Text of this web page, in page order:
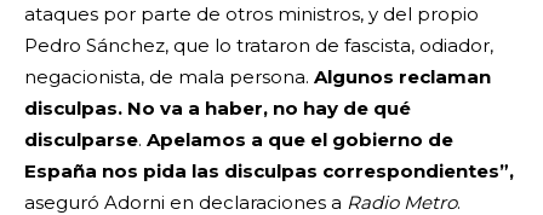
ataques por parte de otros ministros, y del propio
Pedro Sánchez, que lo trataron de fascista, odiador,
negacionista, de mala persona. Algunos reclaman
disculpas. No va a haber, no hay de qué
disculparse. Apelamos a que el gobierno de
España nos pida las disculpas correspondientes”,
aseguró Adorni en declaraciones a Radio Metro.